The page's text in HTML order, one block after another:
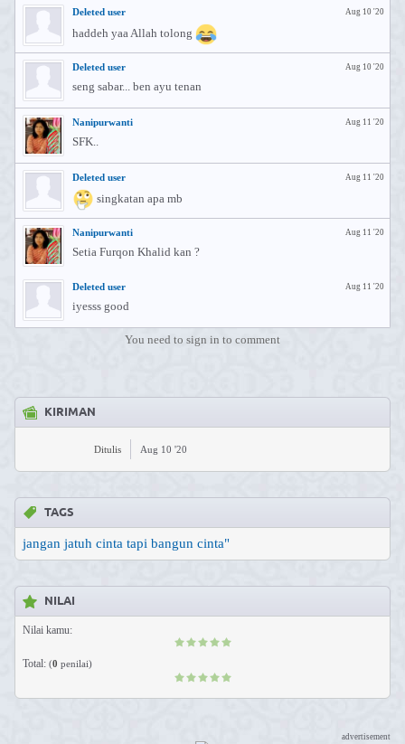
Aug 10 '20
Deleted user
haddeh yaa Allah tolong
Aug 10 '20
Deleted user
seng sabar... ben ayu tenan
Aug 11 '20
Nanipurwanti
SFK..
Aug 11 '20
Deleted user
singkatan apa mb
Aug 11 '20
Nanipurwanti
Setia Furqon Khalid kan ?
Aug 11 '20
Deleted user
iyesss good
You need to sign in to comment
KIRIMAN
Ditulis Aug 10 '20
TAGS
jangan jatuh cinta tapi bangun cinta"
NILAI
Nilai kamu:
Total: (0 penilai)
advertisement